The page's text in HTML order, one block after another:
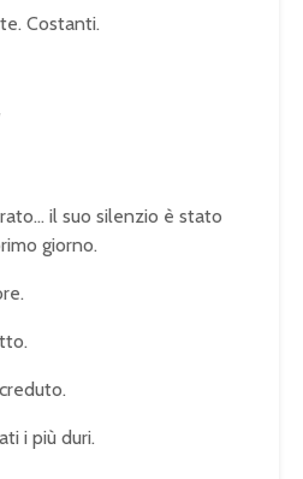
Costanti.
il suo silenzio è stato
giorno.
i più duri.